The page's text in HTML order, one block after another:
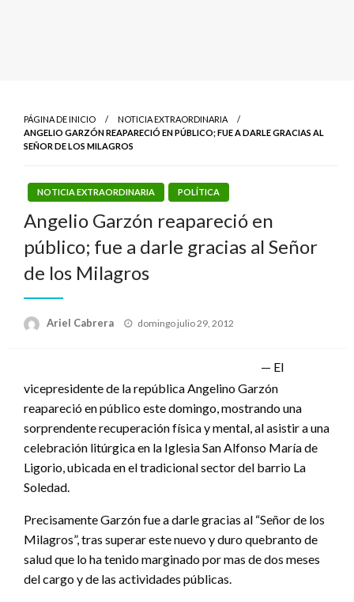
PÁGINA DE INICIO
NOTICIA EXTRAORDINARIA
ANGELIO GARZÓN REAPARECIÓ EN PÚBLICO; FUE A DARLE GRACIAS AL
SEÑOR DE LOS MILAGROS
NOTICIA EXTRAORDINARIA POLÍTICA
Angelio Garzón reapareció en
público; fue a darle gracias al Señor
de los Milagros
Ariel Cabrera
Publicado
domingo julio 29, 2012
— El
vicepresidente de la república Angelino Garzón
reapareció en público este domingo, mostrando una
sorprendente recuperación física y mental, al asistir a una
celebración litúrgica en la Iglesia San Alfonso María de
Ligorio, ubicada en el tradicional sector del barrio La
Soledad.
Precisamente Garzón fue a darle gracias al “Señor de los
Milagros”, tras superar este nuevo y duro quebranto de
salud que lo ha tenido marginado por mas de dos meses
del cargo y de las actividades públicas.